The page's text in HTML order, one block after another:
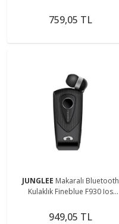
759,05 TL
JUNGLEE Makaralı Bluetooth
Kulaklık Fineblue F930 Ios
Müzik Dinleme
949,05 TL